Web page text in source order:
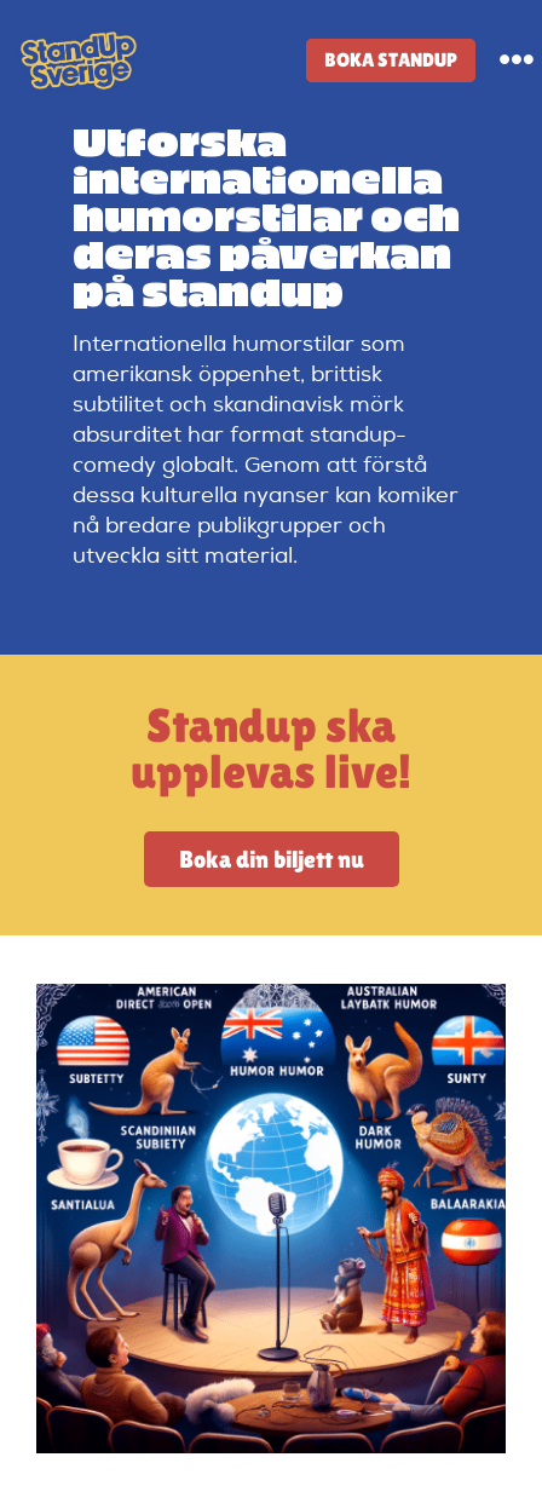
to
content
BOKA STANDUP
Standup-butik
Komiker
Lineup
Tidigare lineup
Klubbar
Artiklar
Kontakta oss
Vanliga frågor
Utforska
internationella
humorstilar och
deras påverkan
på standup
Internationella humorstilar som
amerikansk öppenhet, brittisk
subtilitet och skandinavisk mörk
absurditet har format standup-
comedy globalt. Genom att förstå
dessa kulturella nyanser kan komiker
nå bredare publikgrupper och
utveckla sitt material.
Standup ska
upplevas live!
Boka din biljett nu